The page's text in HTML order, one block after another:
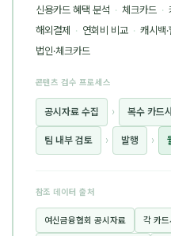
신용카드 혜택 분석 · 체크카드 ·
해외결제 · 연회비 비교 · 캐시백·
법인·체크카드
콘텐츠 검수 프로세스
공시자료 수집 › 복수 카드
팀 내부 검토 › 발행 ›
참조 데이터 출처
여신금융협회 공시자료 각 카드